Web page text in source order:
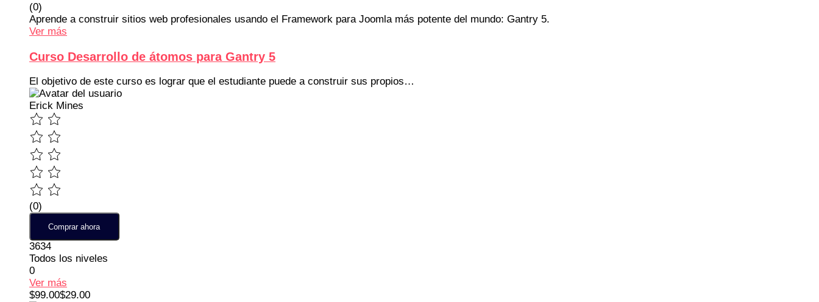
(0)
Aprende a construir sitios web profesionales usando el Framework para Joomla más potente del mundo: Gantry 5.
Ver más
Curso Desarrollo de átomos para Gantry 5
El objetivo de este curso es lograr que el estudiante puede a construir sus propios…
Erick Mines
(0)
Comprar ahora
3634
Todos los niveles
0
Ver más
$99.00$29.00